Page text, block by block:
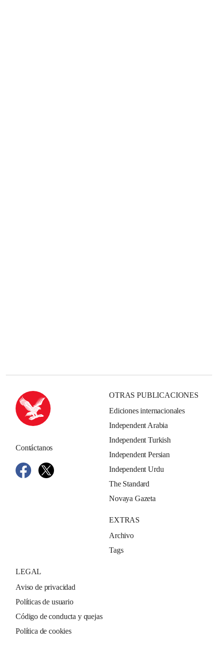
Contáctanos
OTRAS PUBLICACIONES
Ediciones internacionales
Independent Arabia
Independent Turkish
Independent Persian
Independent Urdu
The Standard
Novaya Gazeta
EXTRAS
Archivo
Tags
LEGAL
Aviso de privacidad
Políticas de usuario
Código de conducta y quejas
Política de cookies